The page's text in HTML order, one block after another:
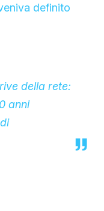
definito
della rete:
anni